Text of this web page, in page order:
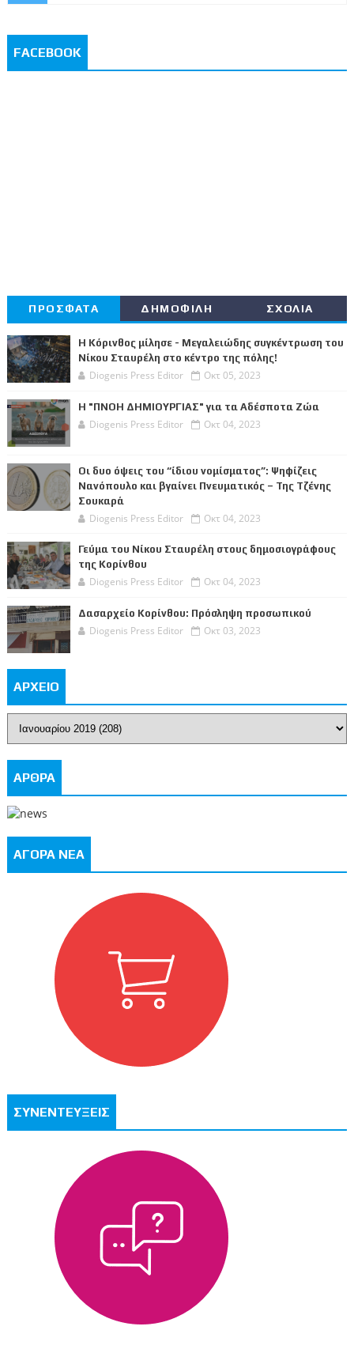
FACEBOOK
ΠΡΟΣΦΑΤΑ ΔΗΜΟΦΙΛΗ ΣΧΟΛΙΑ
Η Κόρινθος μίλησε - Μεγαλειώδης συγκέντρωση του
Νίκου Σταυρέλη στο κέντρο της πόλης!
Diogenis Press Editor Οκτ 05, 2023
Η "ΠΝΟΗ ΔΗΜΙΟΥΡΓΙΑΣ" για τα Αδέσποτα Ζώα
Diogenis Press Editor Οκτ 04, 2023
Οι δυο όψεις του “ίδιου νομίσματος”: Ψηφίζεις
Νανόπουλο και βγαίνει Πνευματικός – Της Τζένης
Σουκαρά
Diogenis Press Editor Οκτ 04, 2023
Γεύμα του Νίκου Σταυρέλη στους δημοσιογράφους
της Κορίνθου
Diogenis Press Editor Οκτ 04, 2023
Δασαρχείο Κορίνθου: Πρόσληψη προσωπικού
Diogenis Press Editor Οκτ 03, 2023
ΑΡΧΕΙΟ
ΑΡΘΡΑ
ΑΓΟΡΑ ΝΕΑ
ΣΥΝΕΝΤΕΥΞΕΙΣ